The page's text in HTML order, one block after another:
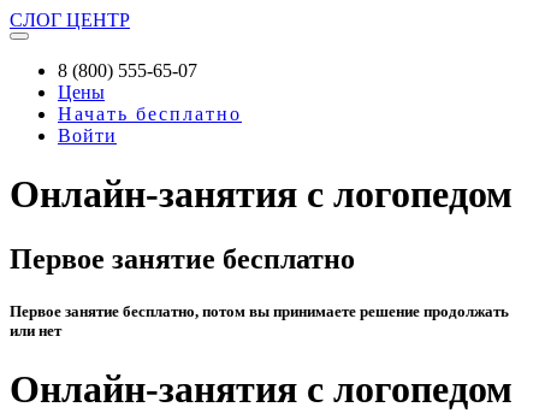
СЛОГ ЦЕНТР
8 (800) 555-65-07
Цены
Начать бесплатно
Войти
Онлайн-занятия с логопедом
Первое занятие бесплатно
Первое занятие бесплатно, потом вы принимаете решение продолжать
или нет
Онлайн-занятия с логопедом